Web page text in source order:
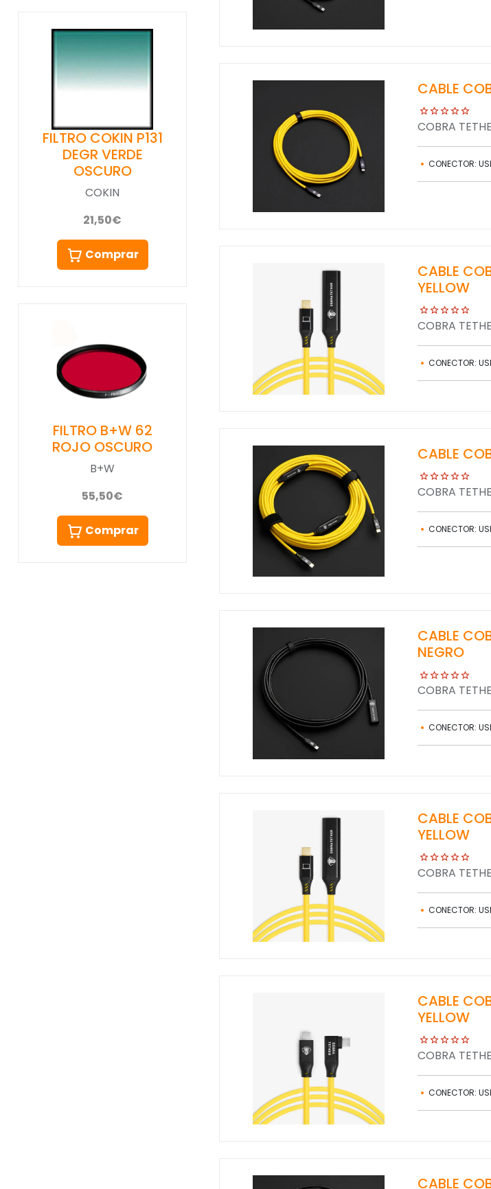
FILTRO COKIN P131
DEGR VERDE
OSCURO
COKIN
21,50€
Comprar
FILTRO B+W 62
ROJO OSCURO
B+W
55,50€
Comprar
CABLE
COBRA
CONECTOR:
CABLE
YELLOW
COBRA
CONECTOR:
CABLE
COBRA
CONECTOR:
CABLE
NEGRO
COBRA
CONECTOR:
CABLE
YELLOW
COBRA
CONECTOR:
CABLE
YELLOW
COBRA
CONECTOR:
CABLE